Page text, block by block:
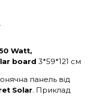
Watt,
board 3*59*121 см
панель від
Solar. Приклад